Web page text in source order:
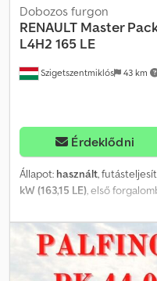
3197
Szigetszentmiklós 43 km
Dobozos furgon
RENAULT Master
L4H2 165 LE
Érdeklődni
Állapot: használt,
kW (163,15 LE), első
,
(TÜV):04/2028, szín:piros,
osztály:Euro 6, ülések száma:
rakodótér szélesség:1 780
Gyártási év:2022 ,